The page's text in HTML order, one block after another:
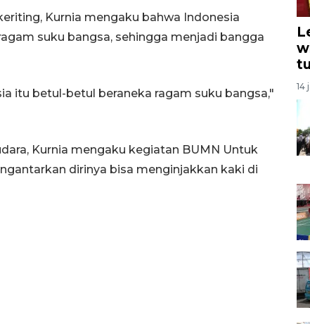
Kurnia mengaku bahwa Indonesia
suku bangsa, sehingga menjadi bangga
itu betul-betul beraneka ragam suku bangsa,"
Kurnia mengaku kegiatan BUMN Untuk
dirinya bisa menginjakkan kaki di
14